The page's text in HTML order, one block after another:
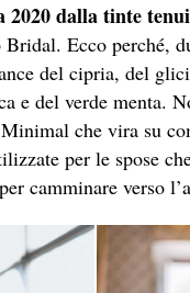
2020 dalla tinte tenui
Bridal. Ecco perché,
del cipria, del
e del verde menta.
che vira su
per le spose
camminare verso